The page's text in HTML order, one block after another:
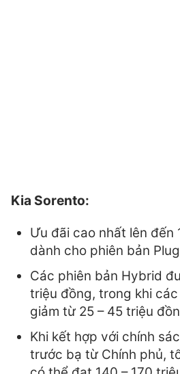
Kia Sorento:
Ưu đãi cao nhất lên đến
dành cho phiên bản
Các phiên bản Hybrid
triệu đồng, trong khi
giảm từ 25 – 45 triệu
Khi kết hợp với chính
trước bạ từ Chính phủ,